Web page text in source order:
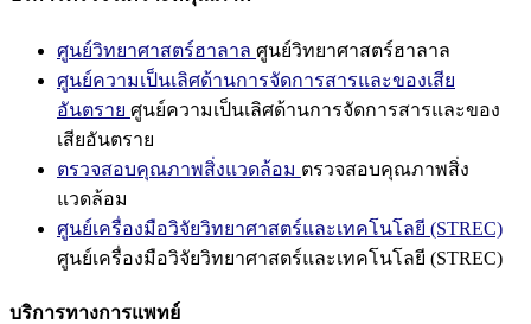
ศูนย์วิทยาศาสตร์ฮาลาล ศูนย์วิทยาศาสตร์ฮาลาล
ศูนย์ความเป็นเลิศด้านการจัดการสารและของเสีย
อันตราย ศูนย์ความเป็นเลิศด้านการจัดการสารและของ
เสียอันตราย
ตรวจสอบคุณภาพสิ่งแวดล้อม ตรวจสอบคุณภาพสิ่ง
แวดล้อม
ศูนย์เครื่องมือวิจัยวิทยาศาสตร์และเทคโนโลยี (STREC)
ศูนย์เครื่องมือวิจัยวิทยาศาสตร์และเทคโนโลยี (STREC)
บริการทางการแพทย์